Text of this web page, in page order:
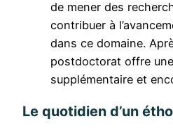
de mener des
contribuer à
dans ce domaine.
postdoctorat offre
supplémentaire et
Le quotidien d’un